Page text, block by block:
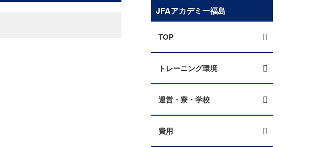
JFAアカデミー福島
TOP
トレーニング環境
運営・寮・学校
費用